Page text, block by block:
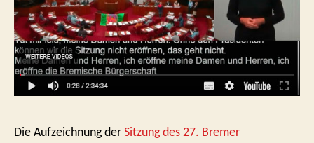
Die Aufzeichnung der Sitzung des 27. Bremer